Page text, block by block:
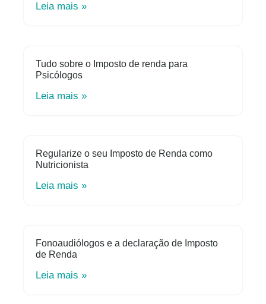
Leia mais »
Tudo sobre o Imposto de renda para
Psicólogos
Leia mais »
Regularize o seu Imposto de Renda como
Nutricionista
Leia mais »
Fonoaudiólogos e a declaração de Imposto
de Renda
Leia mais »